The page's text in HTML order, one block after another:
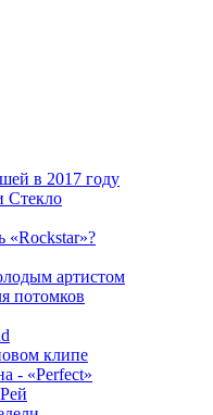
в 2017 году
Стекло
«Rockstar»?
артистом
потомков
клипе
- «Perfect»